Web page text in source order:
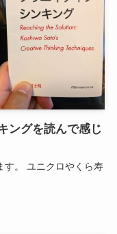
ングを読んで感じ
す。 ユニクロやくら寿